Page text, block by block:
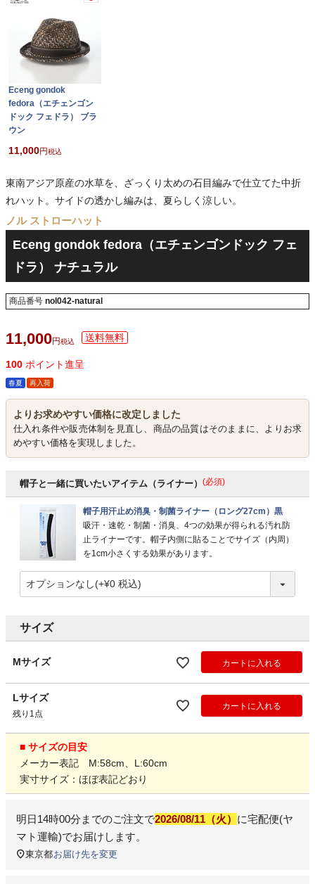
Eceng gondok
fedora（エチェンゴン
ドック フェドラ） ブラ
ウン
11,000 税込
東南アジア原産の水草を、ざっくり太めの石目編みで仕立てた中折
れハット。サイドの透かし編みは、夏らしく涼しい。
ノル ストローハット
Eceng gondok fedora（エチェンゴンドック フェ
ドラ） ナチュラル
商品番号 nol042-natural
11,000 税込
100 ポイント進呈
春夏 再入荷
よりお求めやすい価格に改定しました
仕入れ条件や販売体制を見直し、商品の品質はそのままに、よりお求
めやすい価格を実現しました。
帽子と一緒に買いたいアイテム（ライナー） (必須)
帽子用汗止め消臭・制菌ライナー（ロング27cm）黒
吸汗・速乾・制菌・消臭、4つの効果が得られる汚れ防
止ライナーです。帽子内側に貼ることでサイズ（内周）
を1cm小さくする効果があります。
サイズ
Mサイズ カートに入れる
Lサイズ
残り1点
カートに入れる
■ サイズの目安
メーカー表記 M:58cm、L:60cm
実寸サイズ：ほぼ表記どおり
明日14時00分 までのご注文で2026/08/11（火） に宅配便(ヤ
マト運輸)でお届けします。
東京都お届け先を変更